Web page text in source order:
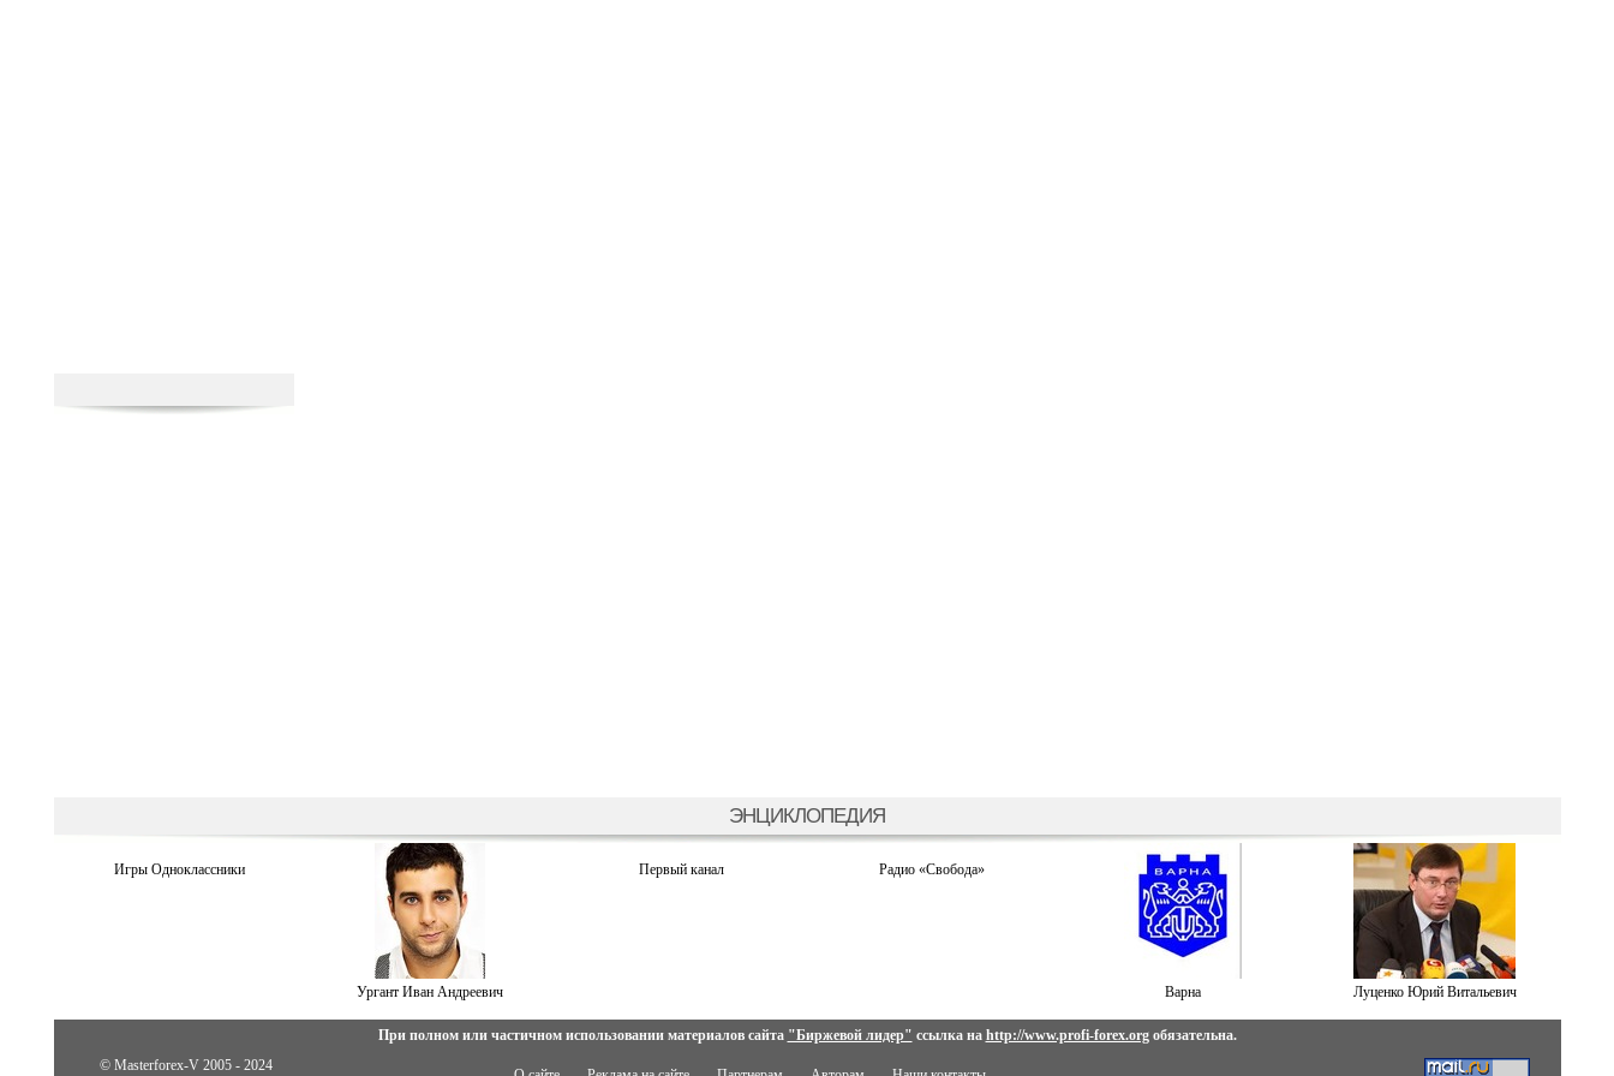
ЭНЦИКЛОПЕДИЯ
Игры Одноклассники
Ургант Иван Андреевич
Первый канал Радио «Свобода»
Варна Луценко Юрий Витальевич
При полном или частичном использовании материалов сайта "Биржевой лидер" ссылка на http://www.profi-forex.orgобязательна.
© Masterforex-V 2005 - 2024